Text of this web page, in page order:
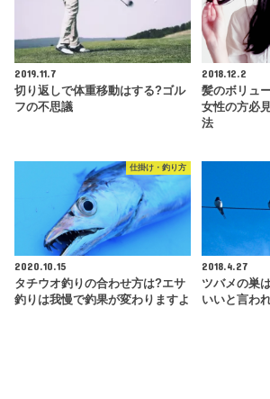
2019.11.7
切り返しで体重移動はする?ゴル
フの不思議
2018.12.2
髪のボリュ
女性の方必
法
仕掛け・釣り方
2020.10.15
タチウオ釣りの合わせ方は?エサ
釣りは我慢で釣果が変わりますよ
2018.4.27
ツバメの巣
いいと言わ